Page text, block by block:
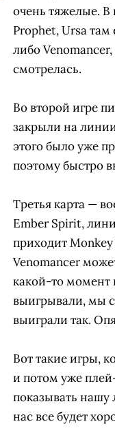
очень тяжелые. В
Prophet, Ursa
либо
смотрелась.
Во второй игре
закрыли на
этого было уже
поэтому быстро
Третья карта —
Ember Spirit,
приходит
Venomancer
какой-то момент
выигрывали, мы
выиграли так.
Вот такие игры,
и потом уже
показывать нашу
нас все будет